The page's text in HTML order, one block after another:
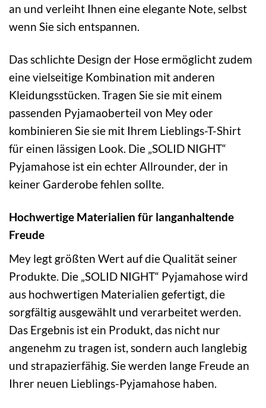
an und verleiht Ihnen eine elegante Note, selbst
wenn Sie sich entspannen.
Das schlichte Design der Hose ermöglicht zudem
eine vielseitige Kombination mit anderen
Kleidungsstücken. Tragen Sie sie mit einem
passenden Pyjamaoberteil von Mey oder
kombinieren Sie sie mit Ihrem Lieblings-T-Shirt
für einen lässigen Look. Die „SOLID NIGHT“
Pyjamahose ist ein echter Allrounder, der in
keiner Garderobe fehlen sollte.
Hochwertige Materialien für langanhaltende
Freude
Mey legt größten Wert auf die Qualität seiner
Produkte. Die „SOLID NIGHT“ Pyjamahose wird
aus hochwertigen Materialien gefertigt, die
sorgfältig ausgewählt und verarbeitet werden.
Das Ergebnis ist ein Produkt, das nicht nur
angenehm zu tragen ist, sondern auch langlebig
und strapazierfähig. Sie werden lange Freude an
Ihrer neuen Lieblings-Pyjamahose haben.